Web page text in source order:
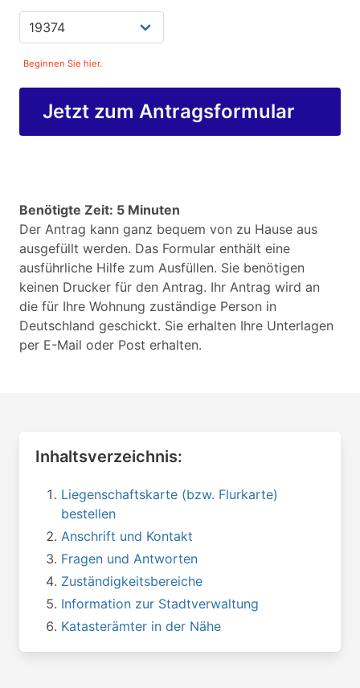
Beginnen Sie hier.
Jetzt zum Antragsformular
Benötigte Zeit: 5 Minuten
Der Antrag kann ganz bequem von zu Hause aus
ausgefüllt werden. Das Formular enthält eine
ausführliche Hilfe zum Ausfüllen. Sie benötigen
keinen Drucker für den Antrag. Ihr Antrag wird an
die für Ihre Wohnung zuständige Person in
Deutschland geschickt. Sie erhalten Ihre Unterlagen
per E-Mail oder Post erhalten.
Inhaltsverzeichnis:
Liegenschaftskarte (bzw. Flurkarte)
bestellen
Anschrift und Kontakt
Fragen und Antworten
Zuständigkeitsbereiche
Information zur Stadtverwaltung
Katasterämter in der Nähe